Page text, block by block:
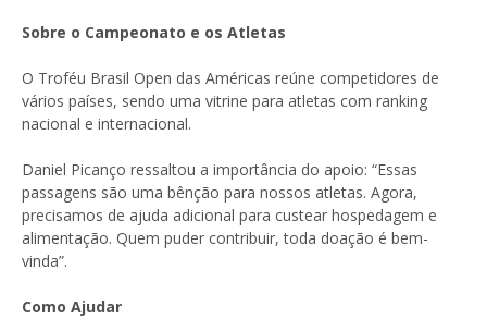
Sobre o Campeonato e os Atletas
O Troféu Brasil Open das Américas reúne competidores de
vários países, sendo uma vitrine para atletas com ranking
nacional e internacional.
Daniel Picanço ressaltou a importância do apoio: “Essas
passagens são uma bênção para nossos atletas. Agora,
precisamos de ajuda adicional para custear hospedagem e
alimentação. Quem puder contribuir, toda doação é bem-
vinda”.
Como Ajudar